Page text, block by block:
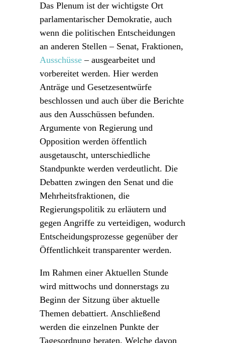
Das Plenum ist der wichtigste Ort
parlamentarischer Demokratie, auch
wenn die politischen Entscheidungen
an anderen Stellen – Senat, Fraktionen,
Ausschüsse– ausgearbeitet und
vorbereitet werden. Hier werden
Anträge und Gesetzesentwürfe
beschlossen und auch über die Berichte
aus den Ausschüssen befunden.
Argumente von Regierung und
Opposition werden öffentlich
ausgetauscht, unterschiedliche
Standpunkte werden verdeutlicht. Die
Debatten zwingen den Senat und die
Mehrheitsfraktionen, die
Regierungspolitik zu erläutern und
gegen Angriffe zu verteidigen, wodurch
Entscheidungsprozesse gegenüber der
Öffentlichkeit transparenter werden.
Im Rahmen einer Aktuellen Stunde
wird mittwochs und donnerstags zu
Beginn der Sitzung über aktuelle
Themen debattiert. Anschließend
werden die einzelnen Punkte der
Tagesordnung beraten. Welche davon